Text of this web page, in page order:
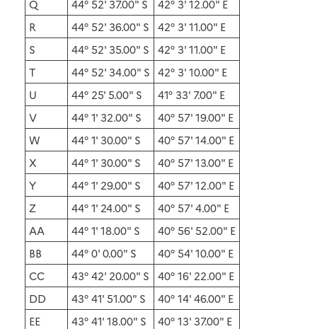
Q 44° 52' 37.00" S
42° 3' 12.00" E
R
44° 52' 36.00" S
42° 3' 11.00" E
S
44° 52' 35.00" S
42° 3' 11.00" E
T
44° 52' 34.00" S 42° 3' 10.00" E
U
44° 25' 5.00" S
41° 33' 7.00" E
V
44° 1' 32.00" S
40° 57' 19.00" E
W
44° 1' 30.00" S
40° 57' 14.00" E
X
44° 1' 30.00" S
40° 57' 13.00" E
Y
44° 1' 29.00" S
40° 57' 12.00" E
Z
44° 1' 24.00" S
40° 57' 4.00" E
AA
44° 1' 18.00" S
40° 56' 52.00" E
BB
44° 0' 0.00" S
40° 54' 10.00" E
CC
43° 42' 20.00" S
40° 16' 22.00" E
DD
43° 41' 51.00" S
40° 14' 46.00" E
EE
43° 41' 18.00" S 40° 13' 37.00" E